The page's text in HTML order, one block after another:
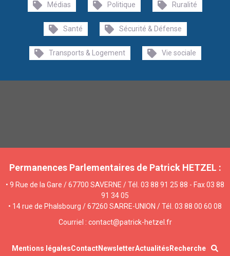
Médias Politique Ruralité
Santé Sécurité & Défense
Transports & Logement Vie sociale
Permanences Parlementaires de Patrick HETZEL :
• 9 Rue de la Gare / 67700 SAVERNE / Tél. 03 88 91 25 88 - Fax 03 88
91 34 05
• 14 rue de Phalsbourg / 67260 SARRE-UNION / Tél. 03 88 00 60 08
Courriel : contact@patrick-hetzel.fr
Mentions légalesContactNewsletterActualités Recherche